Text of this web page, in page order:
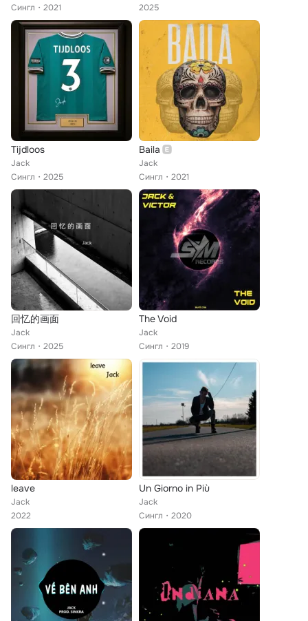
Сингл
2021
2025
Tijdloos
Jack
Сингл
2025
Baila
Jack
Сингл
2021
回忆的画面
Jack
Сингл
2025
The Void
Jack
Сингл
2019
leave
Jack
2022
Un Giorno in Più
Jack
Сингл
2020